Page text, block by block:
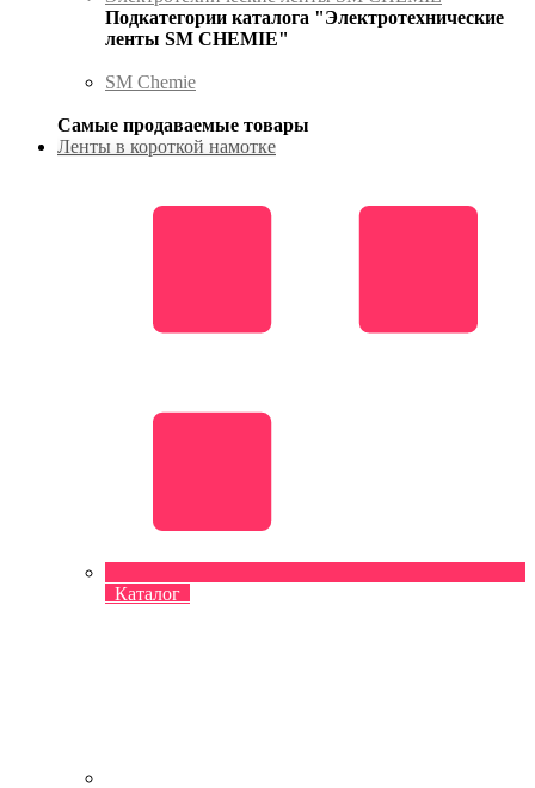
Подкатегории каталога "Электротехнические
ленты SM CHEMIE"
SM Chemie
Самые продаваемые товары
Ленты в короткой намотке
Каталог